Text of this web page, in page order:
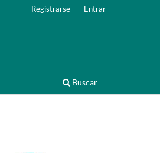
Buscar
Registrarse Entrar